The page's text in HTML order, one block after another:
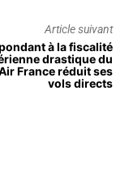
Article suivant
à la fiscalité
drastique du
France réduit ses
vols directs